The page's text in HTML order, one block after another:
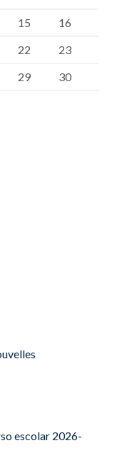
15
16
22
23
29
30
escolar 2026-